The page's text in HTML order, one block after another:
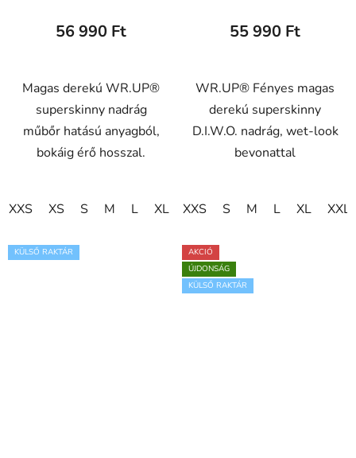
56 990 Ft
Magas derekú WR.UP®
superskinny nadrág
műbőr hatású anyagból,
bokáig érő hosszal.
XXS XS S M L XL
55 990 Ft
WR.UP® Fényes magas
derekú superskinny
D.I.W.O. nadrág, wet-look
bevonattal
XXS S M L XL XXL
KÜLSŐ RAKTÁR
AKCIÓ
ÚJDONSÁG
KÜLSŐ RAKTÁR